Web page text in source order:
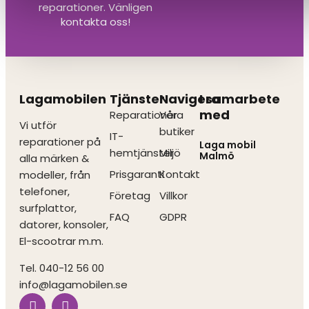
reparationer. Vänligen
kontakta oss!
Lagamobilen
Vi utför
reparationer på
alla märken &
modeller, från
telefoner,
surfplattor,
datorer, konsoler,
El-scootrar m.m.
Tel. 040-12 56 00
info@lagamobilen.se
I F
Tjänster
Reparationer
IT-
hemtjänster
Prisgaranti
Företag
FAQ
Navigera
Våra
butiker
Miljö
Kontakt
Villkor
GDPR
I samarbete
med
Laga mobil
Malmö